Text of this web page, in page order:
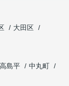
大田区
高島平
中丸町